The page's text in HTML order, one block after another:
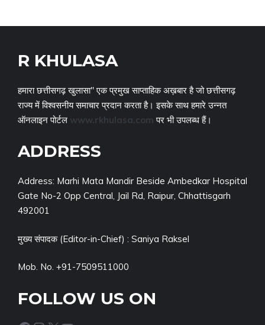
R KHULASA
हमारा छत्तीसगढ़ खुलासा" एक प्रमुख साप्ताहिक अख़बार है जो छत्तीसगढ़
राज्य में विश्वसनीय समाचार प्रदान करता है। इसके साथ हमारे उन्नत
ऑनलाइन पोर्टल www.rkhulasa.com पर भी उपलब्ध हैं।
ADDRESS
Address: Marhi Mata Mandir Beside Ambedkar Hospital
Gate No-2 Opp Central, Jail Rd, Raipur, Chhattisgarh
492001
मुख्य संपादक (Editor-in-Chief) : Saniya Raksel
Mob. No. +91-7509511000
FOLLOW US ON